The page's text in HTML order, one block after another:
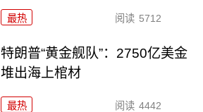
最热 阅读 5712
特朗普“黄金舰队”：2750亿美金
堆出海上棺材
最热 阅读 4442